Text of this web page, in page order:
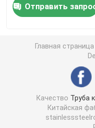
Труба медной трубки
Медный покров из
ISO9001
Отправить
Главная страница
Качество Труба
Китайская